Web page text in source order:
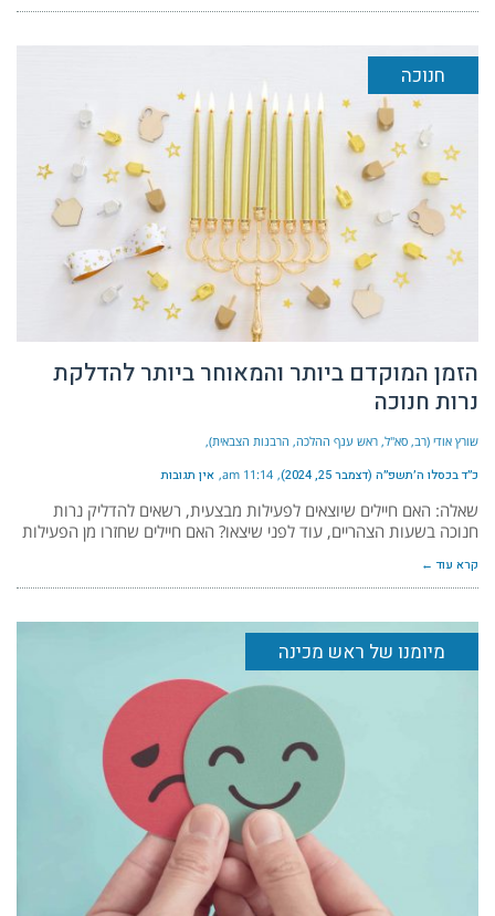
חנוכה
הזמן המוקדם ביותר והמאוחר ביותר להדלקת
נרות חנוכה
שורץ אודי (רב, סא"ל, ראש ענף ההלכה, הרבנות הצבאית)
כ״ד בכסלו ה׳תשפ״ה (דצמבר 25, 2024) 11:14 am אין תגובות
שאלה: האם חיילים שיוצאים לפעילות מבצעית, רשאים להדליק נרות
חנוכה בשעות הצהריים, עוד לפני שיצאו? האם חיילים שחזרו מן הפעילות
קרא עוד ←
מיומנו של ראש מכינה